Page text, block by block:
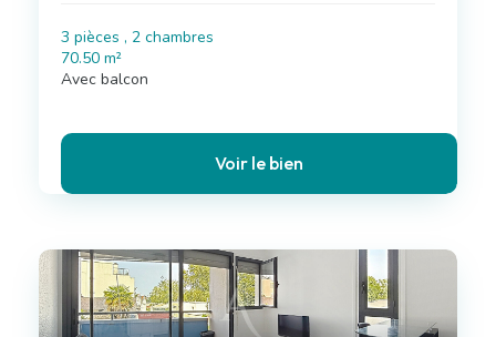
3 pièces , 2 chambres
70.50 m²
Avec balcon
Voir le bien